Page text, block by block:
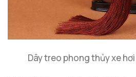
Dây treo phong thủy xe